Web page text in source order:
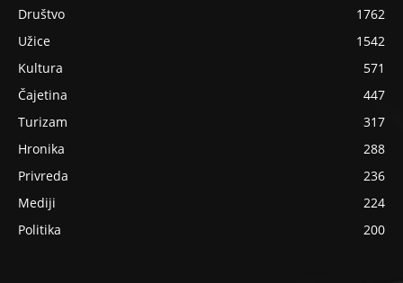
Društvo
1762
Užice
1542
Kultura
571
Čajetina
447
Turizam
317
Hronika
288
Privreda
236
Mediji
224
Politika
200